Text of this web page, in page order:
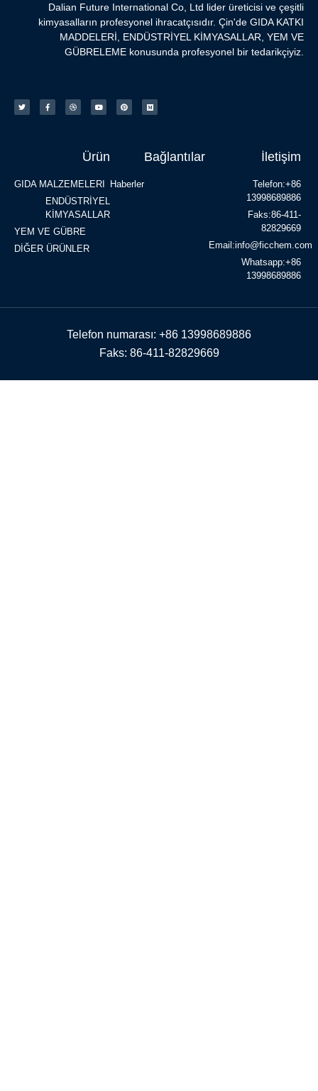
Dalian Future International Co, Ltd lider üreticisi ve çeşitli
kimyasalların profesyonel ihracatçısıdır. Çin'de GIDA KATKI
MADDELERİ, ENDÜSTRİYEL KİMYASALLAR, YEM VE
GÜBRELEME konusunda profesyonel bir tedarikçiyiz.
Ürün
GIDA MALZEMELERI
ENDÜSTRİYEL
KİMYASALLAR
YEM VE GÜBRE
DİĞER ÜRÜNLER
Bağlantılar
Haberler
İletişim
Telefon:+86
13998689886
Faks:86-411-
82829669
Email:info@ficchem.com
Whatsapp:+86
13998689886
Telefon numarası: +86 13998689886
Faks: 86-411-82829669